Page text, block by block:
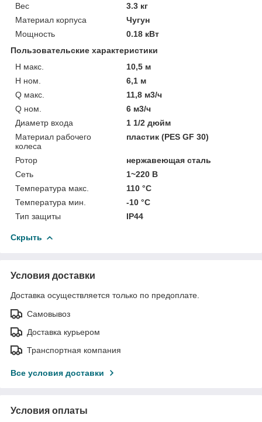
Вес
3.3 кг
Материал корпуса
Чугун
Мощность
0.18 кВт
Пользовательские характеристики
H макс.
10,5 м
H ном.
6,1 м
Q макс.
11,8 м3/ч
Q ном.
6 м3/ч
Диаметр входа
1 1/2 дюйм
Материал рабочего
колеса
пластик (PES GF 30)
Ротор
нержавеющая сталь
Сеть
1~220 В
Температура макс.
110 °С
Температура мин.
-10 °С
Тип защиты
IP44
Скрыть
Условия доставки
Доставка осуществляется только по предоплате.
Самовывоз
Доставка курьером
Транспортная компания
Все условия доставки
Условия оплаты